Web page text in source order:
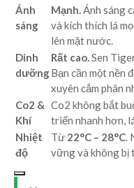
Ánh
sáng
Mạnh.Ánh sáng
và kích thích lá
lên mặt nước.
Dinh
dưỡng
Rất cao.Sen
Bạn cần một nền
xuyên cắm phân
Co2 &
Khí
Co2 không bắt
triển nhanh hơn,
Nhiệt
độ
Từ 22°C – 28°C.
vững và không bị